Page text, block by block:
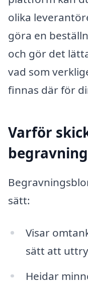
olika
göra en
och gör det
vad som
finnas där för
Varför
sätt:
Visar
sätt att
Heidar